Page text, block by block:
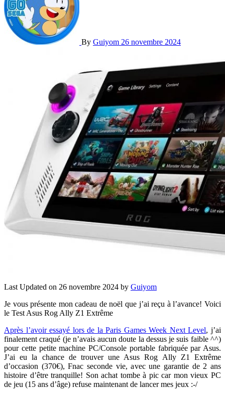
By Guiyom 26 novembre 2024
Last Updated on 26 novembre 2024 by Guiyom
Je vous présente mon cadeau de noël que j’ai reçu à l’avance! Voici
le Test Asus Rog Ally Z1 Extrême
Après l’avoir essayé lors de la Paris Games Week Next Level, j’ai
finalement craqué (je n’avais aucun doute la dessus je suis faible ^^)
pour cette petite machine PC/Console portable fabriquée par Asus.
J’ai eu la chance de trouver une Asus Rog Ally Z1 Extrême
d’occasion (370€), Fnac seconde vie, avec une garantie de 2 ans
histoire d’être tranquille! Son achat tombe à pic car mon vieux PC
de jeu (15 ans d’âge) refuse maintenant de lancer mes jeux :-/